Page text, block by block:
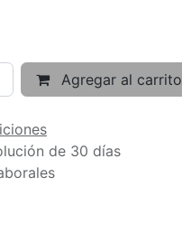
Agregar al carrito
de 30 días